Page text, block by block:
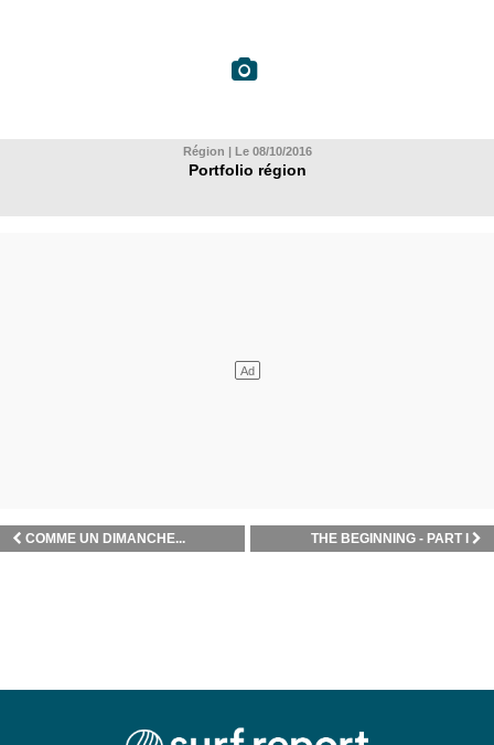
Région | Le 08/10/2016
Portfolio région
GÉRER MES SPOTS FAVORIS THE BEGINNING - PART I
COMME UN DIMANCHE...